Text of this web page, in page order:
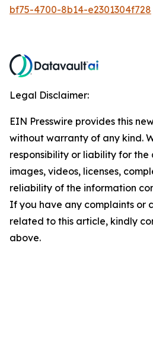
bf75-4700-8b14-e2301304f728
Legal Disclaimer:
EIN Presswire provides this
without warranty of any kind.
responsibility or liability for
images, videos, licenses,
reliability of the information
If you have any complaints or
related to this article, kindly
above.